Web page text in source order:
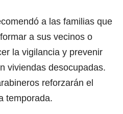
a las familias que
a sus vecinos o
la vigilancia y prevenir
viviendas desocupadas.
reforzarán el
temporada.